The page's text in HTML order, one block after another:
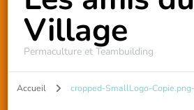
Village
Permaculture et Teambuilding
Accueil cropped-SmallLogo-